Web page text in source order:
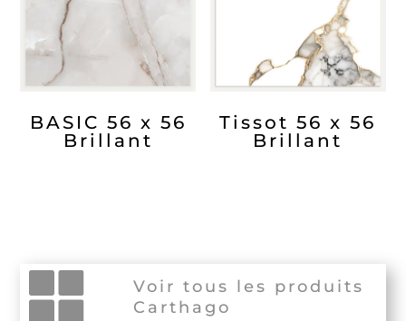
BASIC 56 x 56
Brillant
Tissot 56 x 56
Brillant
Voir tous les produits
Carthago